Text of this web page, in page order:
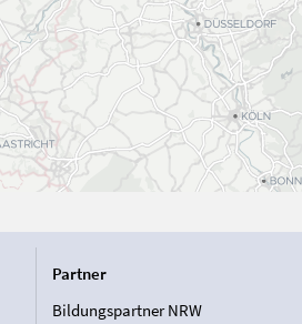
Partner
Bildungspartner NRW